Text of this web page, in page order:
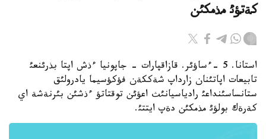
كةتؤئ مذمكئن
استانا. 5 -ءساؤئر. قازاقپارات - جاپونيا ءذش اپتا بذرئنعئ
تابيعات اپاتئنان زارداپ شةككةن فؤكؤسيما يادرولئق
ستانساسئنداعئ رادياسيانئث اعؤئن توقتاتؤ ءذشئن بئرنةشة اي
كةرةك بولؤئ مذمكئن دةپ ايتتئ.